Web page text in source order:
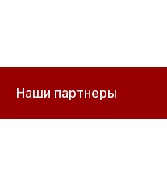
Наши партнеры